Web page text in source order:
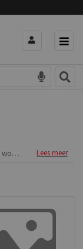
wordt uw inlijsting op maat gemaakt en dat kan tot op de millimeter. Zoek en vind een regionale lijstenmaker. Lees meer